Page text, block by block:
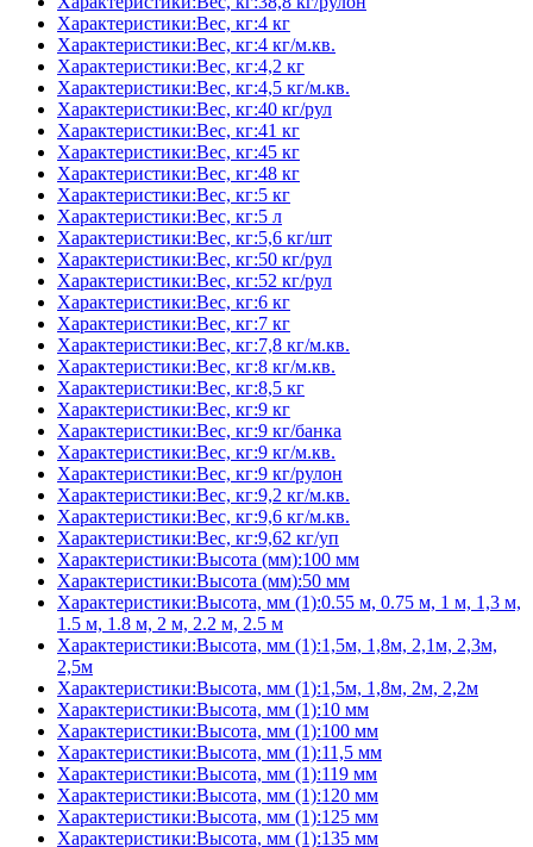
Характеристики:Вес, кг:4 кг
Характеристики:Вес, кг:4 кг/м.кв.
Характеристики:Вес, кг:4,2 кг
Характеристики:Вес, кг:4,5 кг/м.кв.
Характеристики:Вес, кг:40 кг/рул
Характеристики:Вес, кг:41 кг
Характеристики:Вес, кг:45 кг
Характеристики:Вес, кг:48 кг
Характеристики:Вес, кг:5 кг
Характеристики:Вес, кг:5 л
Характеристики:Вес, кг:5,6 кг/шт
Характеристики:Вес, кг:50 кг/рул
Характеристики:Вес, кг:52 кг/рул
Характеристики:Вес, кг:6 кг
Характеристики:Вес, кг:7 кг
Характеристики:Вес, кг:7,8 кг/м.кв.
Характеристики:Вес, кг:8 кг/м.кв.
Характеристики:Вес, кг:8,5 кг
Характеристики:Вес, кг:9 кг
Характеристики:Вес, кг:9 кг/банка
Характеристики:Вес, кг:9 кг/м.кв.
Характеристики:Вес, кг:9 кг/рулон
Характеристики:Вес, кг:9,2 кг/м.кв.
Характеристики:Вес, кг:9,6 кг/м.кв.
Характеристики:Вес, кг:9,62 кг/уп
Характеристики:Высота (мм):100 мм
Характеристики:Высота (мм):50 мм
Характеристики:Высота, мм (1):0.55 м, 0.75 м, 1 м, 1,3 м,
1.5 м, 1.8 м, 2 м, 2.2 м, 2.5 м
Характеристики:Высота, мм (1):1,5м, 1,8м, 2,1м, 2,3м,
2,5м
Характеристики:Высота, мм (1):1,5м, 1,8м, 2м, 2,2м
Характеристики:Высота, мм (1):10 мм
Характеристики:Высота, мм (1):100 мм
Характеристики:Высота, мм (1):11,5 мм
Характеристики:Высота, мм (1):119 мм
Характеристики:Высота, мм (1):120 мм
Характеристики:Высота, мм (1):125 мм
Характеристики:Высота, мм (1):135 мм